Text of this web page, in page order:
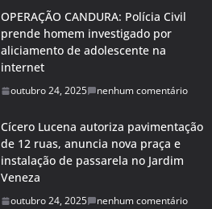
OPERAÇÃO CANDURA: Polícia Civil
prende homem investigado por
aliciamento de adolescente na
internet
outubro 24, 2025 nenhum comentário
Cícero Lucena autoriza pavimentação
de 12 ruas, anuncia nova praça e
instalação de passarela no Jardim
Veneza
outubro 24, 2025 nenhum comentário